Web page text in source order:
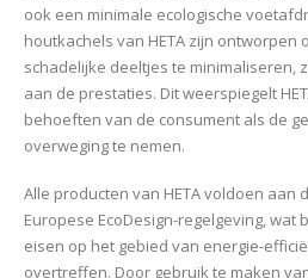
ook een minimale ecologische
houtkachels van HETA zijn ontworpen
schadelijke deeltjes te minimaliseren,
aan de prestaties. Dit weerspiegelt
behoeften van de consument als de
overweging te nemen.
Alle producten van HETA voldoen aan
Europese EcoDesign-regelgeving, wat
eisen op het gebied van energie-
overtreffen. Door gebruik te maken